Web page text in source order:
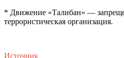
* Движение «Талибан» —
террористическая организация.
Источник